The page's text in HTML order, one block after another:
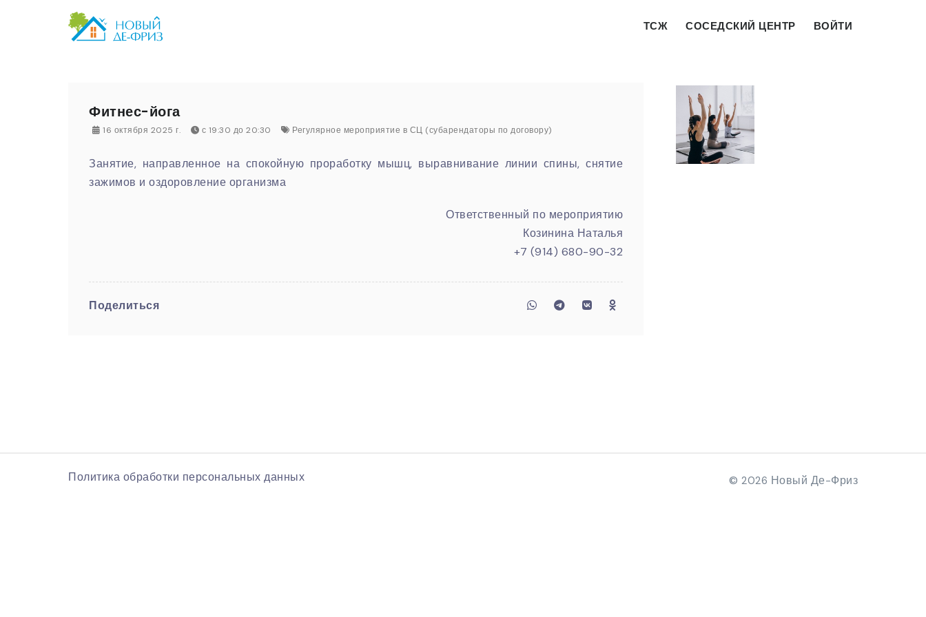
ТСЖ СОСЕДСКИЙ ЦЕНТР ВОЙТИ
Фитнес-йога
16 октября 2025 г. с 19:30 до 20:30 Регулярное мероприятие в СЦ (субарендаторы по договору)
Занятие, направленное на спокойную проработку мышц, выравнивание линии спины, снятие
зажимов и оздоровление организма
Ответственный по мероприятию
Козинина Наталья
+7 (914) 680-90-32
Поделиться
Политика обработки персональных данных © 2026 Новый Де-Фриз